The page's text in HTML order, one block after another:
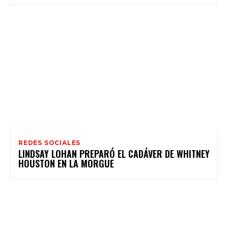
REDES SOCIALES
LINDSAY LOHAN PREPARÓ EL CADÁVER DE WHITNEY